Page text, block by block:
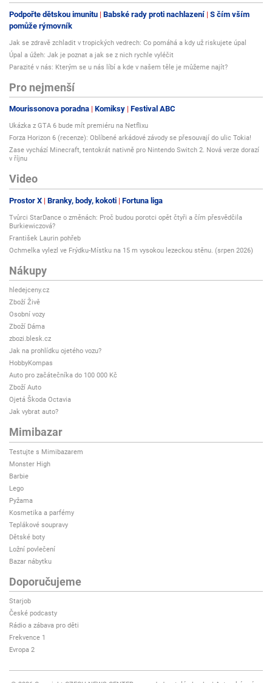
Podpořte dětskou imunitu Babské rady proti nachlazení S čím vším
pomůže rýmovník
Jak se zdravě zchladit v tropických vedrech: Co pomáhá a kdy už riskujete úpal
Úpal a úžeh: Jak je poznat a jak se z nich rychle vyléčit
Parazité v nás: Kterým se u nás líbí a kde v našem těle je můžeme najít?
Pro nejmenší
Mourissonova poradna Komiksy Festival ABC
Ukázka z GTA 6 bude mít premiéru na Netflixu
Forza Horizon 6 (recenze): Oblíbené arkádové závody se přesouvají do ulic Tokia!
Zase vychází Minecraft, tentokrát nativně pro Nintendo Switch 2. Nová verze dorazí
v říjnu
Video
Prostor X Branky, body, kokoti Fortuna liga
Tvůrci StarDance o změnách: Proč budou porotci opět čtyři a čím přesvědčila
Burkiewiczová?
František Laurin pohřeb
Ochmelka vylezl ve Frýdku-Místku na 15 m vysokou lezeckou stěnu. (srpen 2026)
Nákupy
hledejceny.cz
Zboží Živě
Osobní vozy
Zboží Dáma
zbozi.blesk.cz
Jak na prohlídku ojetého vozu?
HobbyKompas
Auto pro začátečníka do 100 000 Kč
Zboží Auto
Ojetá Škoda Octavia
Jak vybrat auto?
Mimibazar
Testujte s Mimibazarem
Monster High
Barbie
Lego
Pyžama
Kosmetika a parfémy
Teplákové soupravy
Dětské boty
Ložní povlečení
Bazar nábytku
Doporučujeme
Starjob
České podcasty
Rádio a zábava pro děti
Frekvence 1
Evropa 2